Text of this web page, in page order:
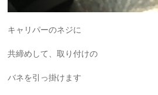
キャリパーのネジに
共締めして、取り付けの
バネを引っ掛けます